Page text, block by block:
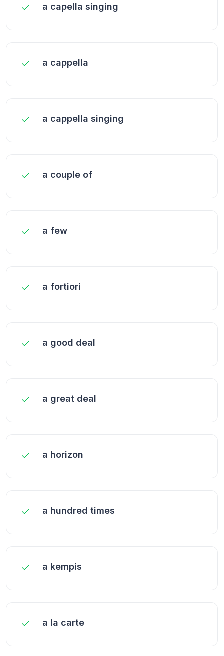
a capella singing
a cappella
a cappella singing
a couple of
a few
a fortiori
a good deal
a great deal
a horizon
a hundred times
a kempis
a la carte